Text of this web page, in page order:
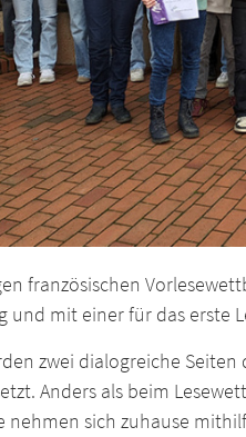
französischen
und mit einer für das erste
zwei dialogreiche
Anders als beim
nehmen sich zuhause